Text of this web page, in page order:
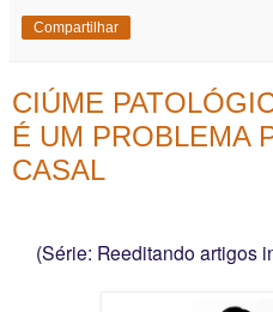
Compartilhar
CIÚME
É UM PROBLEMA
CASAL
(Série: Reeditando artigos